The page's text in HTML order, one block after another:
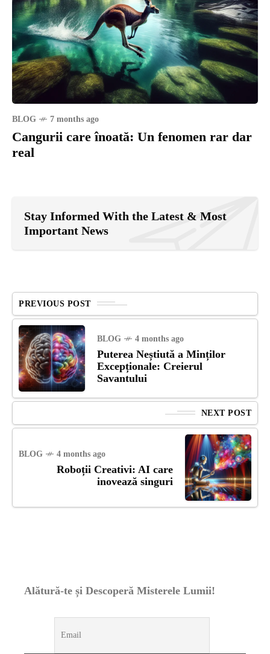
BLOG 7 months ago
Cangurii care înoată: Un fenomen rar dar
real
Stay Informed With the Latest & Most
Important News
PREVIOUS POST
BLOG 4 months ago
Puterea Neștiută a Minților
Excepționale: Creierul
Savantului
NEXT POST
BLOG 4 months ago
Roboții Creativi: AI care
inovează singuri
Alătură-te și Descoperă Misterele Lumii!